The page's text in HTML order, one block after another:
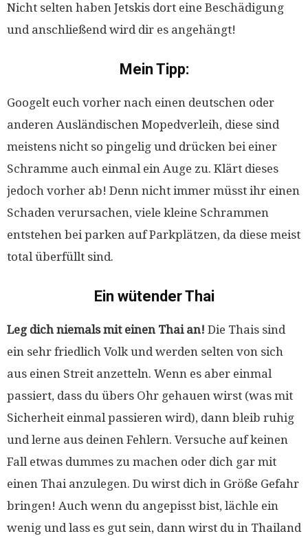
Nicht selten haben Jetskis dort eine Beschädigung
und anschließend wird dir es angehängt!
Mein Tipp:
Googelt euch vorher nach einen deutschen oder
anderen Ausländischen Mopedverleih, diese sind
meistens nicht so pingelig und drücken bei einer
Schramme auch einmal ein Auge zu. Klärt dieses
jedoch vorher ab! Denn nicht immer müsst ihr einen
Schaden verursachen, viele kleine Schrammen
entstehen bei parken auf Parkplätzen, da diese meist
total überfüllt sind.
Ein wütender Thai
Leg dich niemals mit einen Thai an! Die Thais sind
ein sehr friedlich Volk und werden selten von sich
aus einen Streit anzetteln. Wenn es aber einmal
passiert, dass du übers Ohr gehauen wirst (was mit
Sicherheit einmal passieren wird), dann bleib ruhig
und lerne aus deinen Fehlern. Versuche auf keinen
Fall etwas dummes zu machen oder dich gar mit
einen Thai anzulegen. Du wirst dich in Größe Gefahr
bringen! Auch wenn du angepisst bist, lächle ein
wenig und lass es gut sein, dann wirst du in Thailand